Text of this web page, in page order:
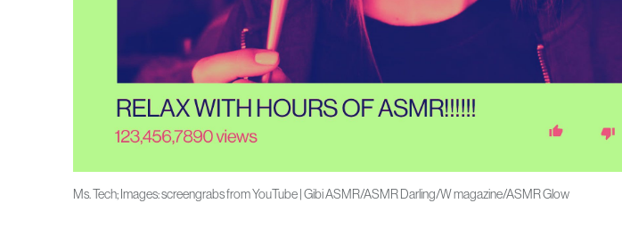
Ms. Tech; Images: screengrabs from YouTube | Gibi ASMR/ASMR Darling/W magazine/ASMR Glow